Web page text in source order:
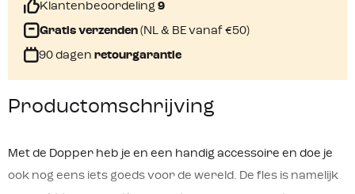
Klantenbeoordeling 9
Gratis verzenden (NL & BE vanaf €50)
90 dagen retourgarantie
Productomschrijving
Met de Dopper heb je en een handig accessoire en doe je
ook nog eens iets goeds voor de wereld. De fles is namelijk